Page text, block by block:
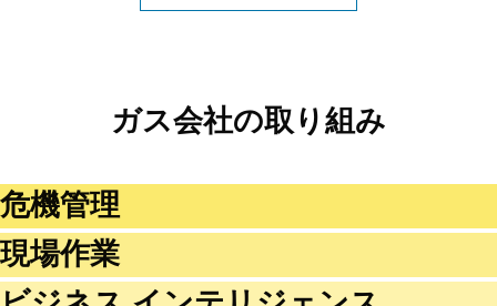
ガス会社の取り組み
危機管理
現場作業